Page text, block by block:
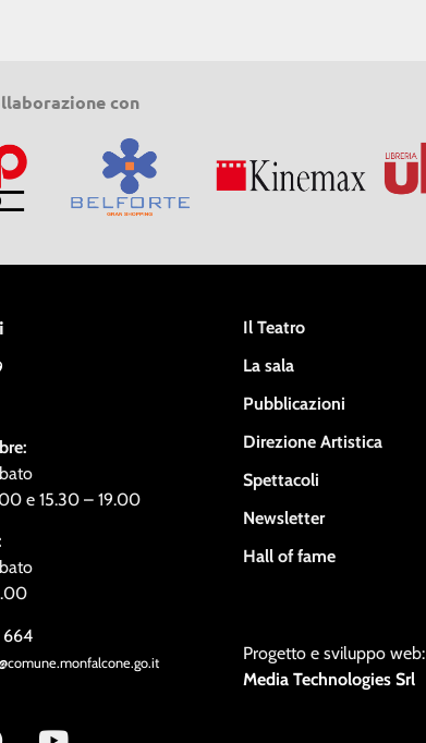
con
e 15.30 – 19.00
664
Il Teatro
La sala
Pubblicazioni
Direzione Artistica
Spettacoli
Newsletter
Hall of fame
Progetto e sviluppo web:
Media Technologies Srl